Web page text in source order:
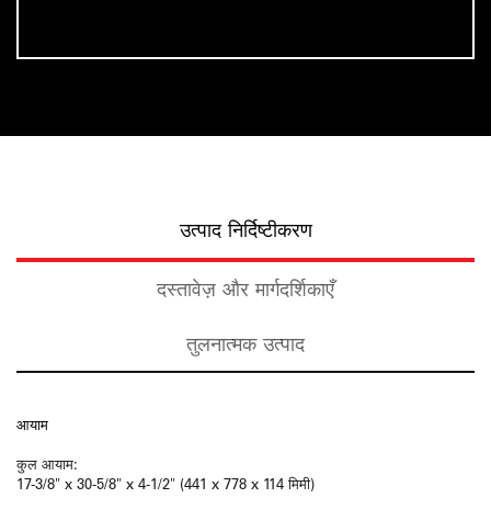
उत्पाद निर्दिष्टीकरण
दस्तावेज़ और मार्गदर्शिकाएँ
तुलनात्मक उत्पाद
आयाम
कुल आयाम:
17-3/8" x 30-5/8" x 4-1/2" (441 x 778 x 114 मिमी)